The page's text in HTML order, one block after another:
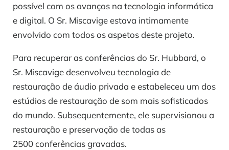
possível com os avanços na tecnologia informática
e digital. O Sr. Miscavige estava intimamente
envolvido com todos os aspetos deste projeto.
Para recuperar as conferências do Sr. Hubbard, o
Sr. Miscavige desenvolveu tecnologia de
restauração de áudio privada e estabeleceu um dos
estúdios de restauração de som mais sofisticados
do mundo. Subsequentemente, ele supervisionou a
restauração e preservação de todas as
2500 conferências gravadas.